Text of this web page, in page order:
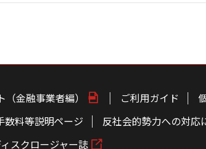
金融事業者編） ご利用ガイド
数料等説明ページ 反社会的勢力への対応
スクロージャー誌